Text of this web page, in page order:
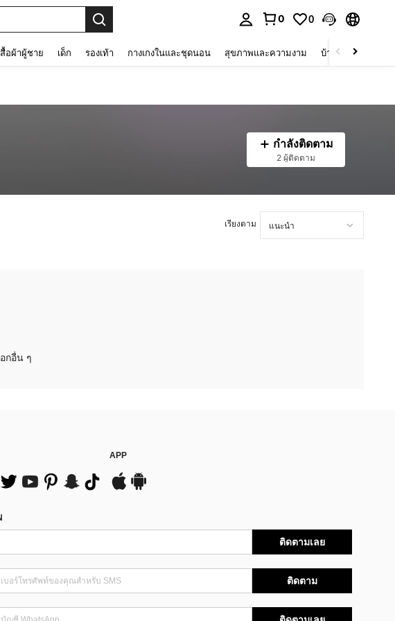
0 0
สื้อผ้าผู้ชาย เด็ก รองเท้า กางเกงในและชุดนอน สุขภาพและความงาม บ้านและที่อยู่อาศัย
กำลังติดตาม
2 ผู้ติดตาม
เรียงตาม
กอื่น ๆ
APP
ติดตามเลย
ติดตาม